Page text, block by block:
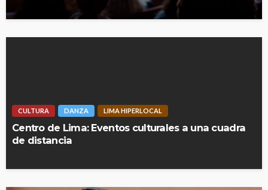
CULTURA DANZA LIMA HIPERLOCAL
Centro de Lima: Eventos culturales a una cuadra
de distancia